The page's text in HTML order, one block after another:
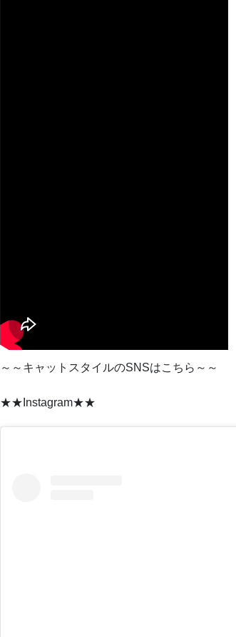
～～キャットスタイルのSNSはこちら～～
★★Instagram★★